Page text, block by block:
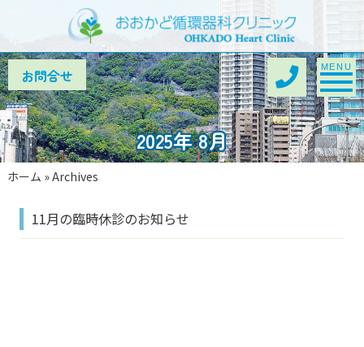
Toggle
MENU
2025年 8月
ホーム »Archives
11月の臨時休診のお知らせ